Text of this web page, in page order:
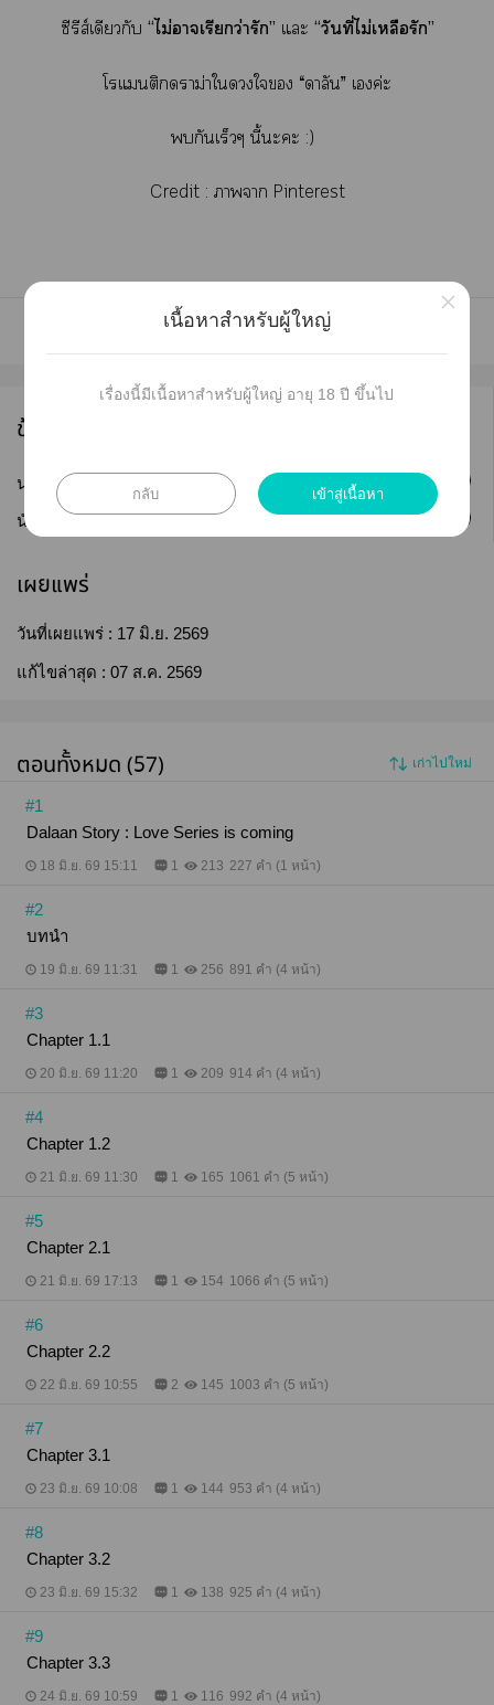
ซีรีส์เดียวกับ “ไม่าเรียกว่ารัก” แะ “วันที่ไม่เหลือรัก”
โแติราม่าใใ “ดาลัน” เค่ะ
กันเร็วๆ นี้ะะ :)
Credit : าา Pinterest
ข้อมูลนักเขียน
นามปากกา : ดาลัน ติดตาม
นักเขียน :DalaanStory ติดตาม
เผยแพร่
วันที่เผยแพร่ : 17 มิ.ย. 2569
แก้ไขล่าสุด : 07 ส.ค. 2569
ตอนทั้งหมด (57) เก่าไปใหม่
#1
Dalaan Story : Love Series is coming
18 มิ.ย. 69 15:11 1 213 227 คำ (1 หน้า)
#2
บทนำ
19 มิ.ย. 69 11:31 1 256 891 คำ (4 หน้า)
#3
Chapter 1.1
20 มิ.ย. 69 11:20 1 209 914 คำ (4 หน้า)
#4
Chapter 1.2
21 มิ.ย. 69 11:30 1 165 1061 คำ (5 หน้า)
#5
Chapter 2.1
21 มิ.ย. 69 17:13 1 154 1066 คำ (5 หน้า)
#6
Chapter 2.2
22 มิ.ย. 69 10:55 2 145 1003 คำ (5 หน้า)
#7
Chapter 3.1
23 มิ.ย. 69 10:08 1 144 953 คำ (4 หน้า)
#8
Chapter 3.2
23 มิ.ย. 69 15:32 1 138 925 คำ (4 หน้า)
#9
Chapter 3.3
24 มิ.ย. 69 10:59 1 116 992 คำ (4 หน้า)
เนื้อหาสำหรับผู้ใหญ่
เรื่องนี้มีเนื้อหาสำหรับผู้ใหญ่ อายุ 18 ปี ขึ้นไป
กลับ เข้าสู่เนื้อหา
×